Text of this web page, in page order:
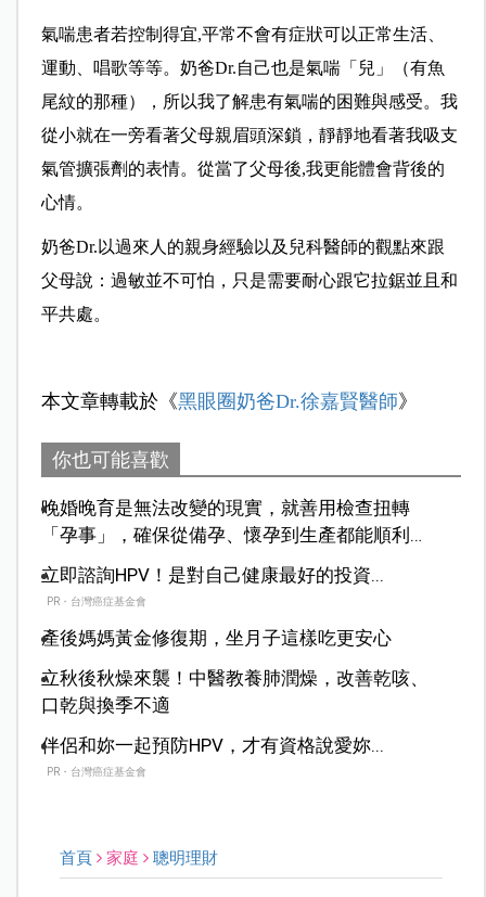
氣喘患者若控制得宜,平常不會有症狀可以正常生活、
運動、唱歌等等。奶爸Dr.自己也是氣喘「兒」（有魚
尾紋的那種），所以我了解患有氣喘的困難與感受。我
從小就在一旁看著父母親眉頭深鎖，靜靜地看著我吸支
氣管擴張劑的表情。從當了父母後,我更能體會背後的
心情。
奶爸Dr.以過來人的親身經驗以及兒科醫師的觀點來跟
父母說：過敏並不可怕，只是需要耐心跟它拉鋸並且和
平共處。
本文章轉載於《黑眼圈奶爸Dr.徐嘉賢醫師》
你也可能喜歡
晚婚晚育是無法改變的現實，就善用檢查扭轉
「孕事」，確保從備孕、懷孕到生產都能順利前
行
立即諮詢HPV！是對自己健康最好的投資...
PR・台灣癌症基金會
產後媽媽黃金修復期，坐月子這樣吃更安心
立秋後秋燥來襲！中醫教養肺潤燥，改善乾咳、
口乾與換季不適
伴侶和妳一起預防HPV，才有資格說愛妳...
PR・台灣癌症基金會
首頁 家庭 聰明理財